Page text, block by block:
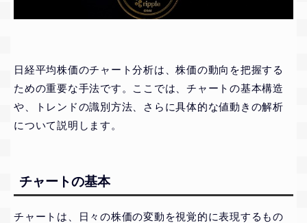
日経平均株価のチャート分析は、株価の動向を把握する
ための重要な手法です。ここでは、チャートの基本構造
や、トレンドの識別方法、さらに具体的な値動きの解析
について説明します。
チャートの基本
チャートは、日々の株価の変動を視覚的に表現するもの